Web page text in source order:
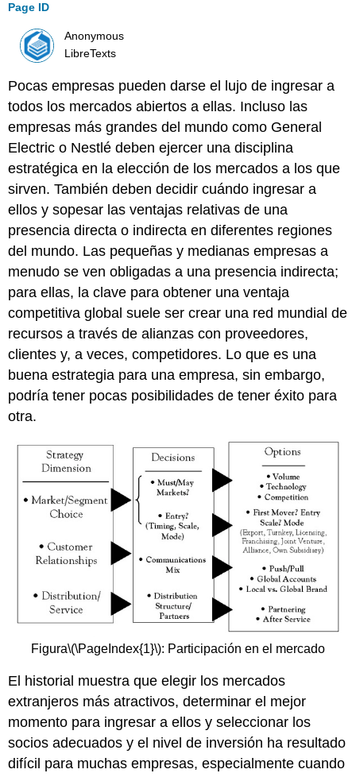
Page ID
Anonymous
LibreTexts
Pocas empresas pueden darse el lujo de ingresar a
todos los mercados abiertos a ellas. Incluso las
empresas más grandes del mundo como General
Electric o Nestlé deben ejercer una disciplina
estratégica en la elección de los mercados a los que
sirven. También deben decidir cuándo ingresar a
ellos y sopesar las ventajas relativas de una
presencia directa o indirecta en diferentes regiones
del mundo. Las pequeñas y medianas empresas a
menudo se ven obligadas a una presencia indirecta;
para ellas, la clave para obtener una ventaja
competitiva global suele ser crear una red mundial de
recursos a través de alianzas con proveedores,
clientes y, a veces, competidores. Lo que es una
buena estrategia para una empresa, sin embargo,
podría tener pocas posibilidades de tener éxito para
otra.
Figura\(\PageIndex{1}\): Participación en el mercado
El historial muestra que elegir los mercados
extranjeros más atractivos, determinar el mejor
momento para ingresar a ellos y seleccionar los
socios adecuados y el nivel de inversión ha resultado
difícil para muchas empresas, especialmente cuando